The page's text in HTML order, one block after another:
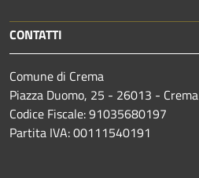
CONTATTI
Comune di Crema
Piazza Duomo, 25 - 26013 - Crema
Codice Fiscale: 91035680197
Partita IVA: 00111540191